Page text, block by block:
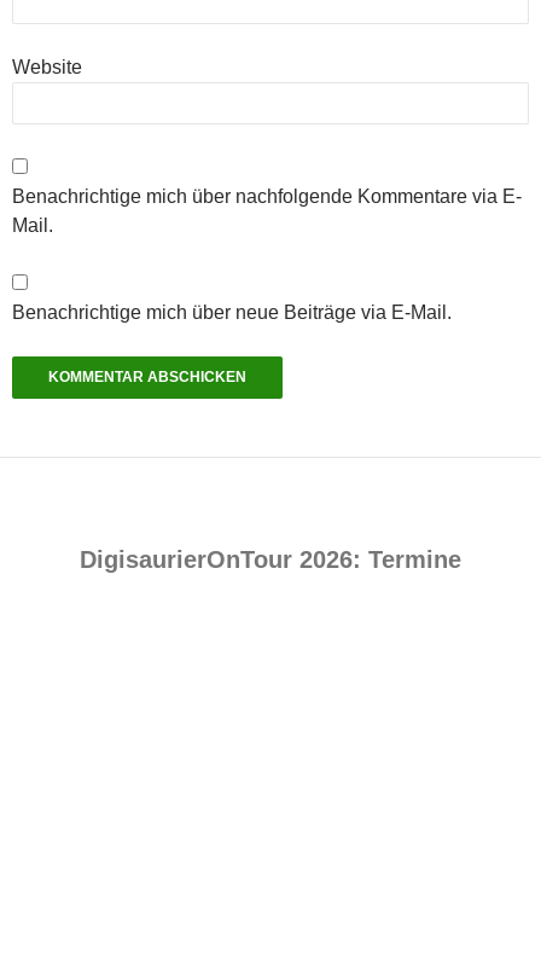
Website
Benachrichtige mich über nachfolgende Kommentare via E-
Mail.
Benachrichtige mich über neue Beiträge via E-Mail.
DigisaurierOnTour 2026: Termine